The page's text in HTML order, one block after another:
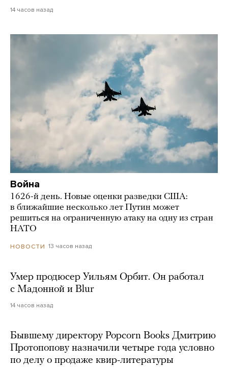
14 часов назад
Война
1626-й день. Новые оценки разведки США:
в ближайшие несколько лет Путин может
решиться на ограниченную атаку на одну из стран
НАТО
НОВОСТИ 13 часов назад
Умер продюсер Уильям Орбит. Он работал
с Мадонной и Blur
14 часов назад
Бывшему директору Popcorn Books Дмитрию
Протопопову назначили четыре года условно
по делу о продаже квир-литературы